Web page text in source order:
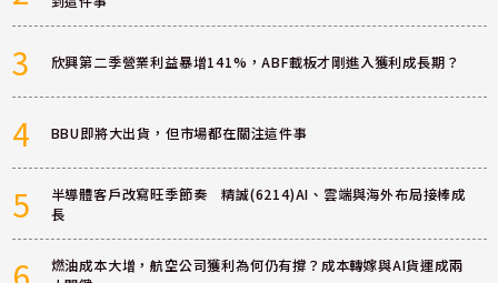
3 欣興第二季營業利益暴增141%，ABF載板才剛進入獲利成長期？
4 BBU即將大出貨，但市場都在關注這件事
5
半導體客戶改寫旺季節奏 精誠(6214)AI、雲端與海外布局接棒成
長
燃油成本大增，航空公司獲利為何仍有撐？成本轉嫁與AI貨運成兩